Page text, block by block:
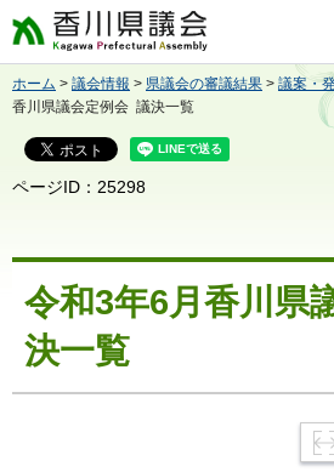
香川県議会
ホーム > 議会情報 > 県議会の審議結果 > 議案・
香川県議会定例会 議決一覧
ページID：25298
令和3年6月香川県
決一覧